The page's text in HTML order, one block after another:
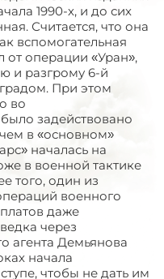
1990-х, и до сих
Считается, что она
вспомогательная
от операции «Уран»,
и разгрому 6-й
При этом
во
задействовано
в «основном»
началась на
в военной тактике
того, один из
военного
даже
через
агента Демьянова
начала
чтобы не дать им